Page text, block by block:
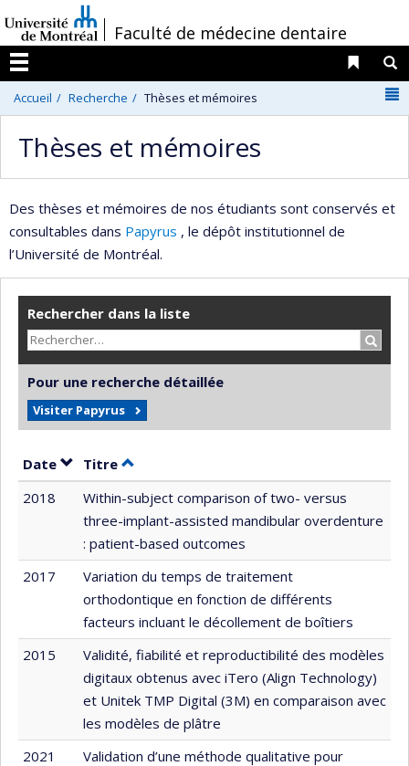
au
contenu
/Faculté de médecine dentaire
Menu
Liens
Accueil Recherche Thèses et mémoires
Thèses et mémoires
Des thèses et mémoires de nos étudiants sont conservés et
consultables dans Papyrus , le dépôt institutionnel de
l’Université de Montréal.
Rechercher dans la liste
Pour une recherche détaillée
Visiter Papyrus
Date Trier par date en ordre décroissant
Titre Trier par titre en ordre décroissant
2018
Within-subject comparison of two- versus
three-implant-assisted mandibular overdenture
: patient-based outcomes
2017
Variation du temps de traitement
orthodontique en fonction de différents
facteurs incluant le décollement de boîtiers
2015
Validité, fiabilité et reproductibilité des modèles
digitaux obtenus avec iTero (Align Technology)
et Unitek TMP Digital (3M) en comparaison avec
les modèles de plâtre
2021
Validation d’une méthode qualitative pour